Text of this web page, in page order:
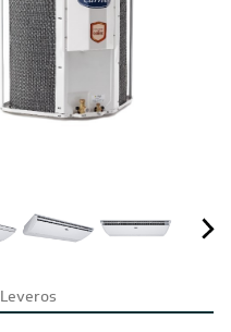
Leveros